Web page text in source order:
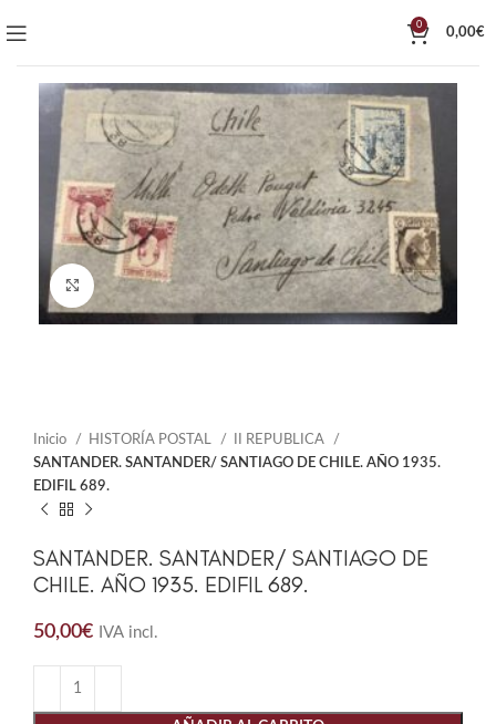
0
0,00€
Click to enlarge
Inicio HISTORÍA POSTAL
II REPUBLICA
SANTANDER. SANTANDER/ SANTIAGO DE CHILE. AÑO 1935.
EDIFIL 689.
SANTANDER. SANTANDER/ SANTIAGO DE
CHILE. AÑO 1935. EDIFIL 689.
50,00€ IVA incl.